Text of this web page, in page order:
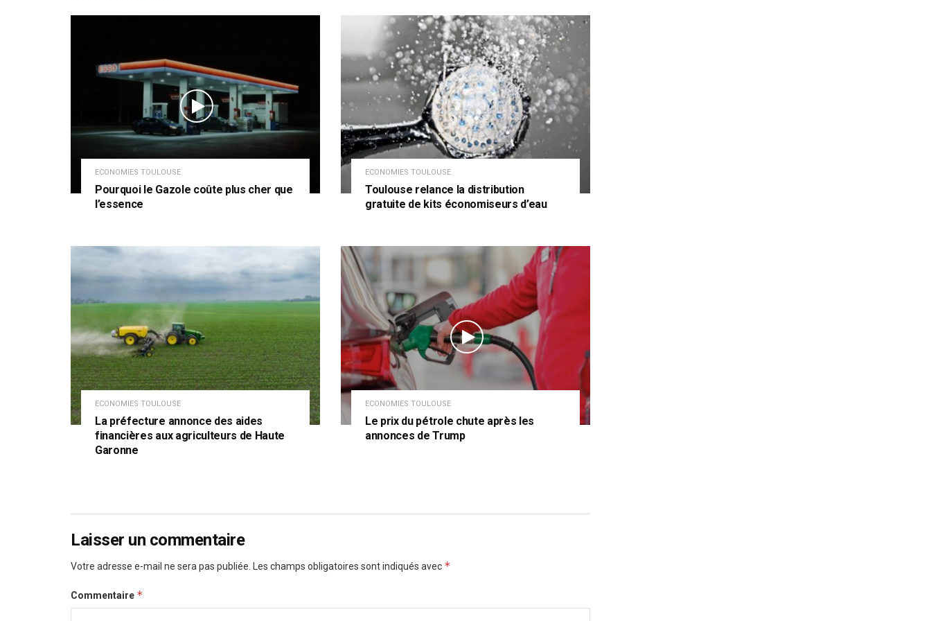
ECONOMIES TOULOUSE
Pourquoi le Gazole coûte plus cher que
l’essence
ECONOMIES TOULOUSE
Toulouse relance la distribution
gratuite de kits économiseurs d’eau
ECONOMIES TOULOUSE
La préfecture annonce des aides
financières aux agriculteurs de Haute
Garonne
ECONOMIES TOULOUSE
Le prix du pétrole chute après les
annonces de Trump
Laisser un commentaire
Votre adresse e-mail ne sera pas publiée. Les champs obligatoires sont indiqués avec *
Commentaire *